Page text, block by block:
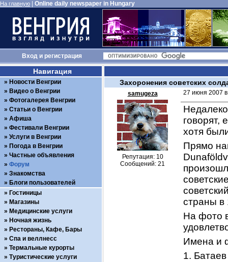
На главную Online daily newspaper in Hungary
Входи регистрация
Захоронения советских
samugeza
Репутация: 10
Сообщений: 21
27 июня 2007
говорят,
хотя
Прямо
страны в
На фото
Имена и
1.
Навигация
Новости Венгрии
Видео о Венгрии
Фотогалерея Венгрии
Статьи о Венгрии
Афиша
Фестивали Венгрии
Услуги в Венгрии
Погода в Венгрии
Частные объявления
Форум
Знакомства
Блоги пользователей
Гостиницы
Магазины
Медицинские услуги
Ночная жизнь
Рестораны, Кафе, Бары
Спа и веллнесс
Термальные курорты
Туристические услуги